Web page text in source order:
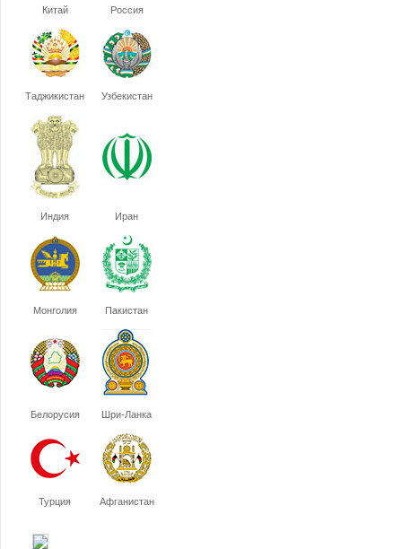
Китай Россия
Таджикистан Узбекистан
Индия Иран
Монголия Пакистан
Белорусия Шри-Ланка
Турция Афганистан